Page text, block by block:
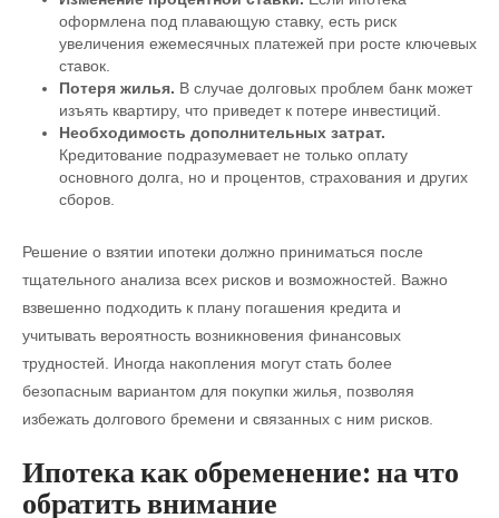
оформлена под плавающую ставку, есть риск
увеличения ежемесячных платежей при росте ключевых
ставок.
Потеря жилья. В случае долговых проблем банк может
изъять квартиру, что приведет к потере инвестиций.
Необходимость дополнительных затрат.
Кредитование подразумевает не только оплату
основного долга, но и процентов, страхования и других
сборов.
Решение о взятии ипотеки должно приниматься после
тщательного анализа всех рисков и возможностей. Важно
взвешенно подходить к плану погашения кредита и
учитывать вероятность возникновения финансовых
трудностей. Иногда накопления могут стать более
безопасным вариантом для покупки жилья, позволяя
избежать долгового бремени и связанных с ним рисков.
Ипотека как обременение: на что
обратить внимание